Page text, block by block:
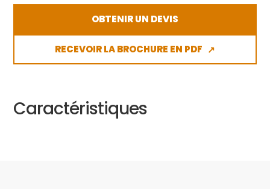
OBTENIR UN DEVIS
RECEVOIR LA BROCHURE EN PDF ↗
Caractéristiques